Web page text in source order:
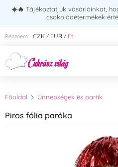
☀️🔥 Tájékoztatjuk vásárlóinkat,
csokoládétermékek
Pénznem: CZK / EUR / Ft
Adja meg a keresett
Főoldal Ünnepségek és partik
Piros fólia paróka